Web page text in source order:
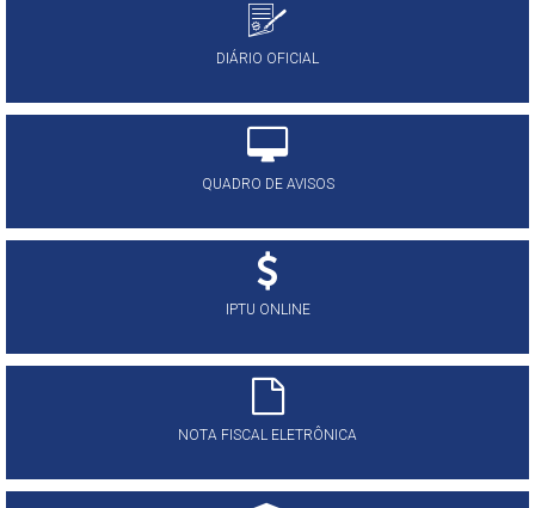
DIÁRIO OFICIAL
QUADRO DE AVISOS
IPTU ONLINE
NOTA FISCAL ELETRÔNICA